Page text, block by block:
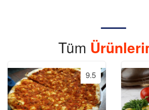
Tüm
9.5